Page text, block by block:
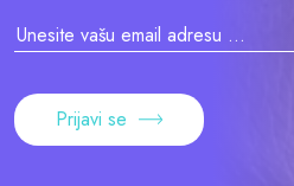
Prijavi se